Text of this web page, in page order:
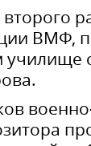
ВМФ,